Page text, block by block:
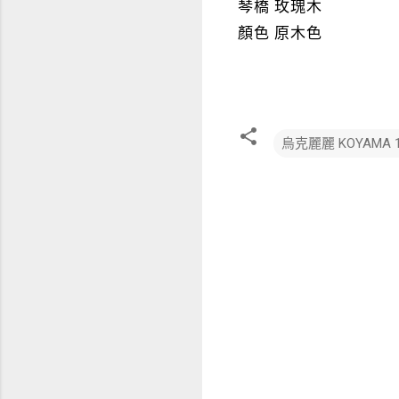
琴橋 玫瑰木
顏色 原木色
烏克麗麗 KOYAMA